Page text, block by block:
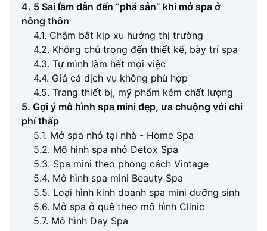
4. 5 Sai lầm dẫn đến “phá sản” khi mở spa ở
nông thôn
4.1. Chậm bắt kịp xu hướng thị trường
4.2. Không chú trọng đến thiết kế, bày trí spa
4.3. Tự mình làm hết mọi việc
4.4. Giá cả dịch vụ không phù hợp
4.5. Trang thiết bị, mỹ phẩm kém chất lượng
5. Gợi ý mô hình spa mini đẹp, ưa chuộng với chi
phí thấp
5.1. Mở spa nhỏ tại nhà - Home Spa
5.2. Mô hình spa nhỏ Detox Spa
5.3. Spa mini theo phong cách Vintage
5.4. Mô hình spa mini Beauty Spa
5.5. Loại hình kinh doanh spa mini dưỡng sinh
5.6. Mở spa ở quê theo mô hình Clinic
5.7. Mô hình Day Spa